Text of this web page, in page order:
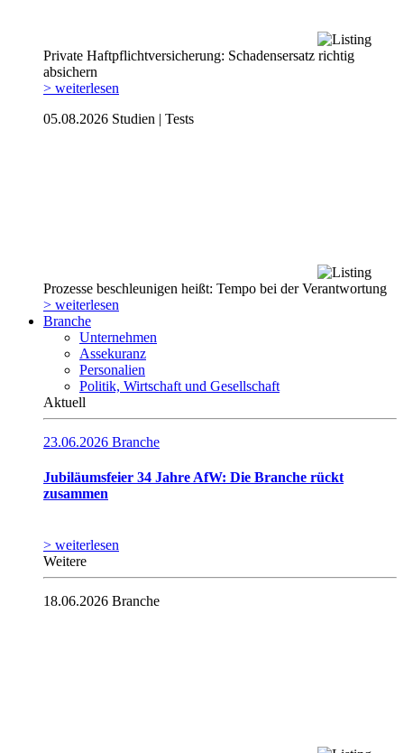
Private Haftpflicht­versicherung: Schadensersatz richtig
absichern
> weiterlesen
05.08.2026 Studien | Tests
Prozesse beschleunigen heißt: Tempo bei der Verantwortung
> weiterlesen
Branche
Unternehmen
Assekuranz
Personalien
Politik, Wirtschaft und Gesellschaft
Aktuell
23.06.2026 Branche
Jubiläumsfeier 34 Jahre AfW: Die Branche rückt
zusammen
> weiterlesen
Weitere
18.06.2026 Branche